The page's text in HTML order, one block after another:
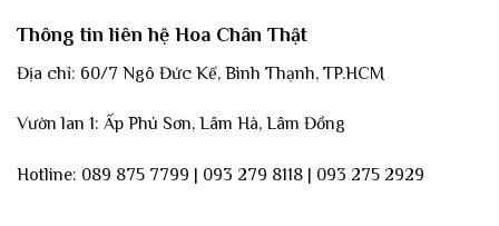
Thông tin liên hệ Hoa Chân Thật
Địa chỉ: 60/7 Ngô Đức Kế, Bình Thạnh, TP.HCM
Vườn lan 1: Ấp Phú Sơn, Lâm Hà, Lâm Đồng
Hotline: 089 875 7799 | 093 279 8118 | 093 275 2929